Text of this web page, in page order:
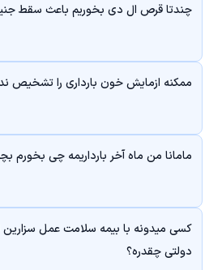
چندتا قرص ال دی بخوریم باعث سقط
ممکنه ازمایش خون بارداری را تشخیص
مامانا من ماه آخر بارداریمه چی بخورم
کسی میدونه با بیمه سلامت عمل سزارین
دولتی چقدره؟